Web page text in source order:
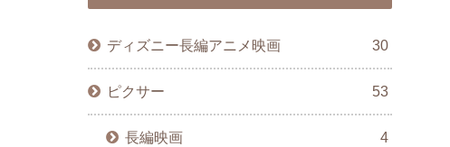
ディズニー長編アニメ映画 30
ピクサー 53
長編映画 4